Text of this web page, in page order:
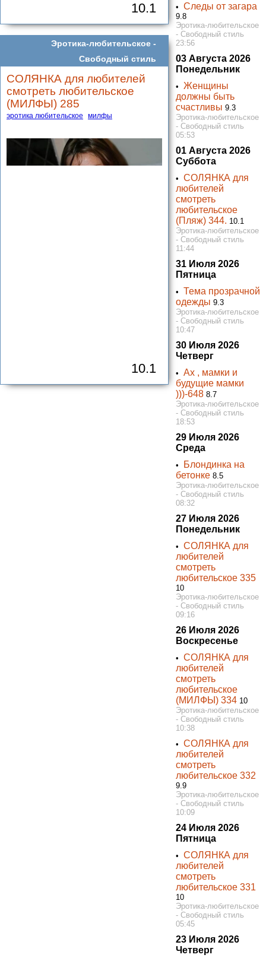
10.1
Эротика-любительское -
Свободный стиль
СОЛЯНКА для любителей
смотреть любительское
(МИЛФЫ) 285
эротика любительское милфы
10.1
•Следы от загара
9.8
Эротика-любительское
- Свободный стиль
23:56
03 Августа 2026
Понедельник
•Женщины
должны быть
счастливы 9.3
Эротика-любительское
- Свободный стиль
05:53
01 Августа 2026
Суббота
•СОЛЯНКА для
любителей
смотреть
любительское
(Пляж) 344. 10.1
Эротика-любительское
- Свободный стиль
11:44
31 Июля 2026
Пятница
• Тема прозрачной
одежды 9.3
Эротика-любительское
- Свободный стиль
10:47
30 Июля 2026
Четверг
•Ах , мамки и
будущие мамки
)))-648 8.7
Эротика-любительское
- Свободный стиль
18:53
29 Июля 2026
Среда
•
Блондинка на
бетонке 8.5
Эротика-любительское
- Свободный стиль
08:32
27 Июля 2026
Понедельник
•СОЛЯНКА для
любителей
смотреть
любительское 335
10
Эротика-любительское
- Свободный стиль
09:16
26 Июля 2026
Воскресенье
•СОЛЯНКА для
любителей
смотреть
любительское
(МИЛФЫ) 334 10
Эротика-любительское
- Свободный стиль
10:38
•СОЛЯНКА для
любителей
смотреть
любительское 332
9.9
Эротика-любительское
- Свободный стиль
10:09
24 Июля 2026
Пятница
•СОЛЯНКА для
любителей
смотреть
любительское 331
10
Эротика-любительское
- Свободный стиль
05:45
23 Июля 2026
Четверг